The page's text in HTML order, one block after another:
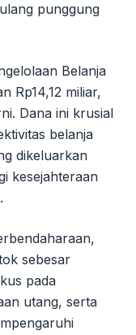
punggung
Belanja
Rp14,12 miliar,
Dana ini krusial
belanja
dikeluarkan
kesejahteraan
sebesar
pada
utang, serta